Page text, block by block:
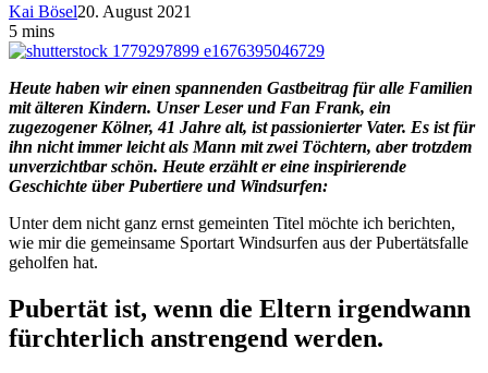
Kai Bösel20. August 2021
5 mins
Heute haben wir einen spannenden Gastbeitrag für alle Familien
mit älteren Kindern. Unser Leser und Fan Frank, ein
zugezogener Kölner, 41 Jahre alt, ist passionierter Vater. Es ist für
ihn nicht immer leicht als Mann mit zwei Töchtern, aber trotzdem
unverzichtbar schön. Heute erzählt er eine inspirierende
Geschichte über Pubertiere und Windsurfen:
Unter dem nicht ganz ernst gemeinten Titel möchte ich berichten,
wie mir die gemeinsame Sportart Windsurfen aus der Pubertätsfalle
geholfen hat.
Pubertät ist, wenn die Eltern irgendwann
fürchterlich anstrengend werden.